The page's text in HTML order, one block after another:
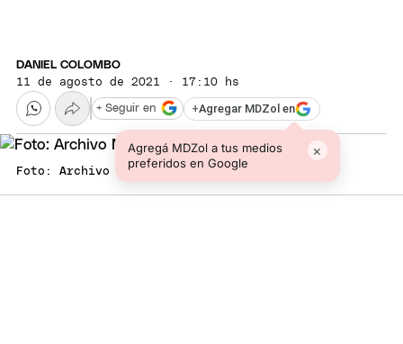
DANIEL COLOMBO
11 de agosto de 2021 · 17:10 hs
+Agregar MDZol en
Agregá MDZol a tus medios
preferidos en Google
×
+ Seguir en
Foto: Archivo MDZ